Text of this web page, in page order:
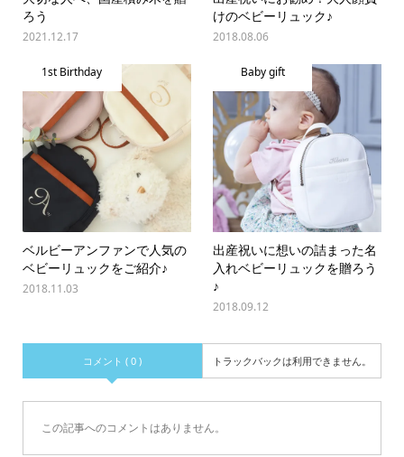
ろう
2021.12.17
けのベビーリュック♪
2018.08.06
1st Birthday
ベルビーアンファンで人気の
ベビーリュックをご紹介♪
2018.11.03
Baby gift
出産祝いに想いの詰まった名
入れベビーリュックを贈ろう
♪
2018.09.12
コメント ( 0 ) トラックバックは利用できません。
この記事へのコメントはありません。